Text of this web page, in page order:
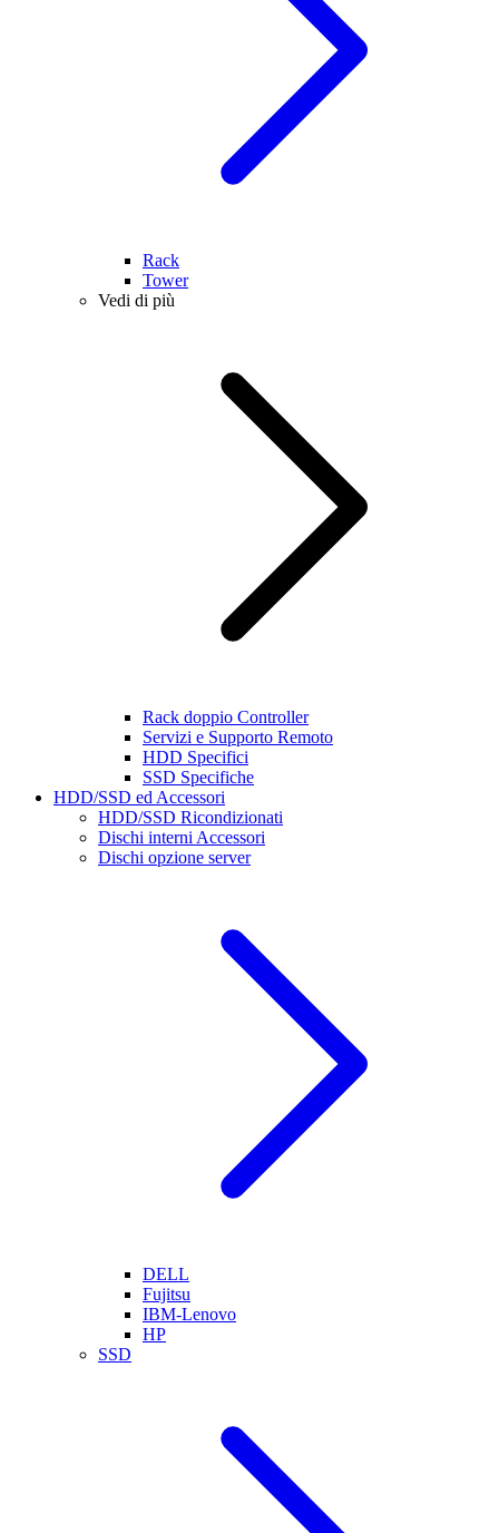
Rack
Tower
Vedi di più
Rack doppio Controller
Servizi e Supporto Remoto
HDD Specifici
SSD Specifiche
HDD/SSD ed Accessori
HDD/SSD Ricondizionati
Dischi interni Accessori
Dischi opzione server
DELL
Fujitsu
IBM-Lenovo
HP
SSD